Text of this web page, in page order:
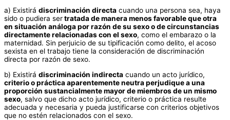
a) Existirá discriminación directa cuando una persona sea, haya
sido o pudiera sertratada de manera menos favorable que otra
en situación análoga por razón de su sexo o de circunstancias
directamente relacionadas con el sexo, como el embarazo o la
maternidad. Sin perjuicio de su tipificación como delito, el acoso
sexista en el trabajo tiene la consideración de discriminación
directa por razón de sexo.
b) Existirá discriminación indirecta cuando un acto jurídico,
criterio o práctica aparentemente neutra perjudique a una
proporción sustancialmente mayor de miembros de un mismo
sexo, salvo que dicho acto jurídico, criterio o práctica resulte
adecuada y necesaria y pueda justificarse con criterios objetivos
que no estén relacionados con el sexo.